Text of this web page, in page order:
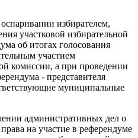
избирателем,
участковой избирательной
об итогах голосования
участием
комиссии, а при проведении
- представителя
муниципальные
административных дел о
на участие в референдуме